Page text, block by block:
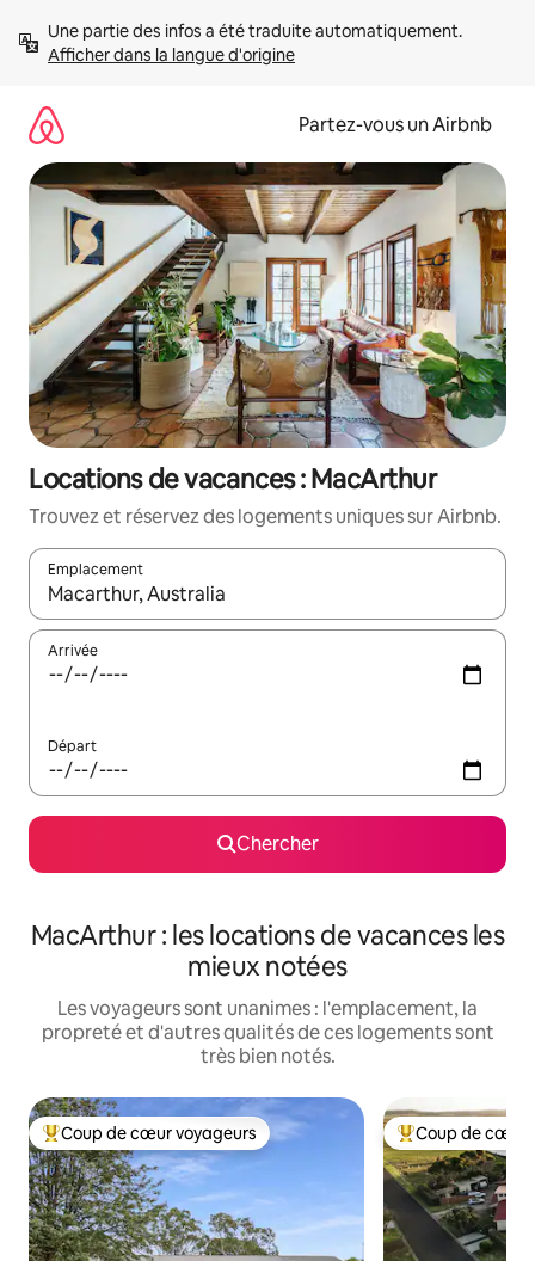
directement
Afficher dans la langue d'origine
Partez-vous un Airbnb
Locations de vacances : MacArthur
Trouvez et réservez des logements uniques sur Airbnb.
Emplacement
Quand les résultats sont affichés, parcourez-les en utilisant
Arrivée
Départ
Chercher
MacArthur : les locations de vacances les
mieux notées
Les voyageurs sont unanimes : l'emplacement, la
propreté et d'autres qualités de ces logements sont
très bien notés.
Coup de cœur voyageurs parmi les plus aimés
Coup de cœur voyageurs Coup de cœur
Coup de cœur